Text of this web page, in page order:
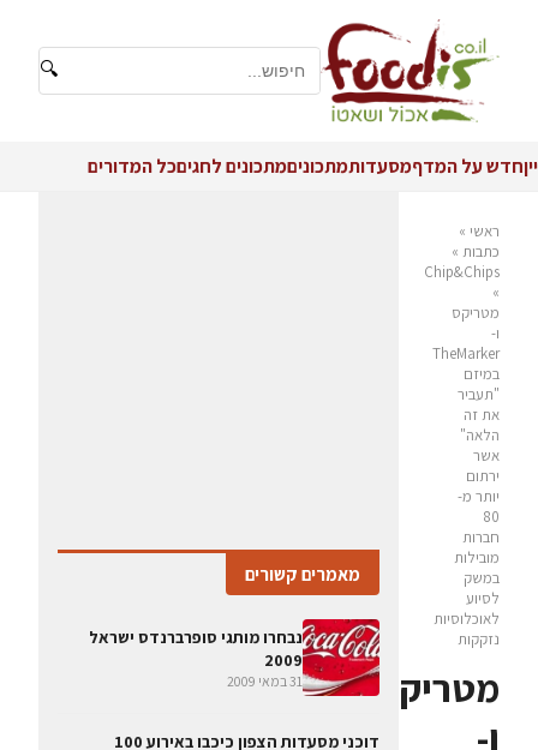
🔍
ייןחדש על המדףמסעדותמתכוניםמתכונים לחגיםכל המדורים
ראשי »
כתבות »
Chip&Chips
»
מטריקס
ו-
TheMarker
במיזם
"תעביר
את זה
הלאה"
אשר
ירתום
יותר מ-
80
חברות
מובילות
במשק
לסיוע
לאוכלוסיות
נזקקות
מטריקס
ו-
מאמרים קשורים
נבחרו מותגי סופרברנדס ישראל
2009
31 במאי 2009
דוכני מסעדות הצפון כיכבו באירוע 100